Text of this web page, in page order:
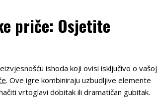
priče: Osjetite
ishoda koji ovisi isključivo o vašoj
. Ove igre kombiniraju uzbudljive elemente
vrtoglavi dobitak ili dramatičan gubitak.